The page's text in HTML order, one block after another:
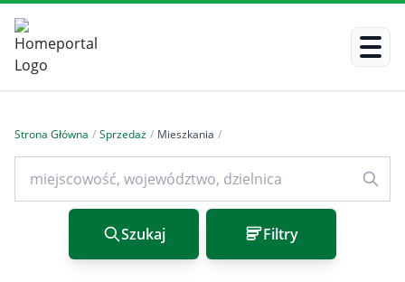
Strona Główna / Sprzedaż / Mieszkania /
Szukaj Filtry